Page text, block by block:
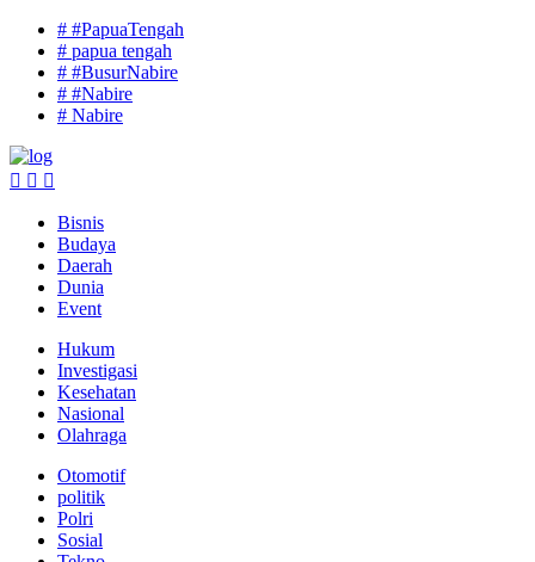
# #PapuaTengah
# papua tengah
# #BusurNabire
# #Nabire
# Nabire
Bisnis
Budaya
Daerah
Dunia
Event
Hukum
Investigasi
Kesehatan
Nasional
Olahraga
Otomotif
politik
Polri
Sosial